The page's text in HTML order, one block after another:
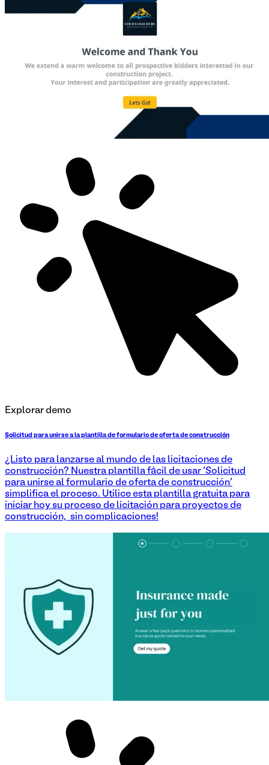
Explorar demo
Solicitud para unirse a la plantilla de formulario de oferta de construcción
¿Listo para lanzarse al mundo de las licitaciones de
construcción? Nuestra plantilla fácil de usar 'Solicitud
para unirse al formulario de oferta de construcción'
simplifica el proceso. Utilice esta plantilla gratuita para
iniciar hoy su proceso de licitación para proyectos de
construcción, ¡sin complicaciones!